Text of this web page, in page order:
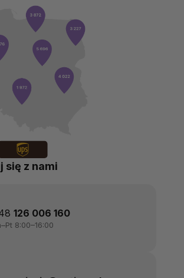
się z nami
126 006 160
8:00–16:00